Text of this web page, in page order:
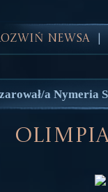
Newsa
a Nymeria